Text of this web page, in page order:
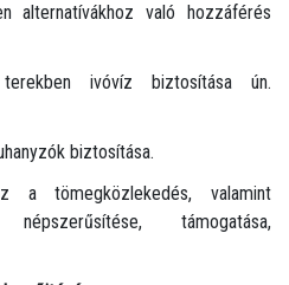
alternatívákhoz való hozzáférés
ivóvíz biztosítása ún.
biztosítása.
a tömegközlekedés, valamint
támogatása,